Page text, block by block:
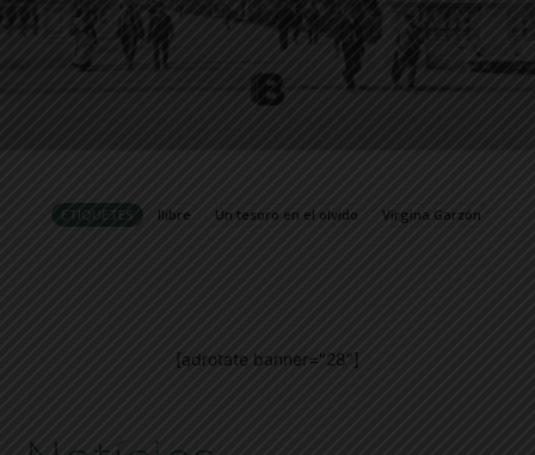
ETIQUETES llibre Un tesoro en el olvido Virgina Garzón
[adrotate banner="28"]